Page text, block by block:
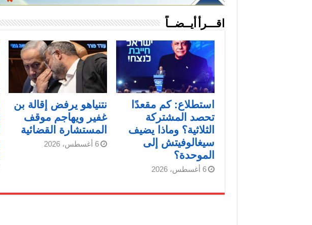
اقـــرأ أيــضــاً
استطلاع: كم مقعدًا
تحصد المشتركة
الثلاثية؟ وماذا يضيف
سيغالوفيتش إلى
الموحدة؟
6 أغسطس، 2026
نتنياهو يرفض إقالة بن
غفير ويهاجم موقف
المستشارة القضائية
6 أغسطس، 2026